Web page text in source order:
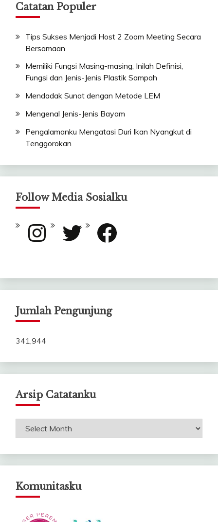
Catatan Populer
Tips Sukses Menjadi Host 2 Zoom Meeting Secara
Bersamaan
Memiliki Fungsi Masing-masing, Inilah Definisi,
Fungsi dan Jenis-Jenis Plastik Sampah
Mendadak Sunat dengan Metode LEM
Mengenal Jenis-Jenis Bayam
Pengalamanku Mengatasi Duri Ikan Nyangkut di
Tenggorokan
Follow Media Sosialku
Instagram Twitter Facebook
Jumlah Pengunjung
341,944
Arsip Catatanku
Arsip
Komunitasku